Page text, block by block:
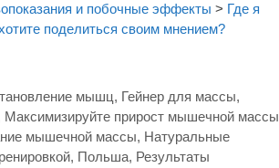
и побочные эффекты > Где я
поделиться своим мнением?
мышц, Гейнер для массы,
Максимизируйте прирост мышечной массы
мышечной массы, Натуральные
, Польша, Результаты